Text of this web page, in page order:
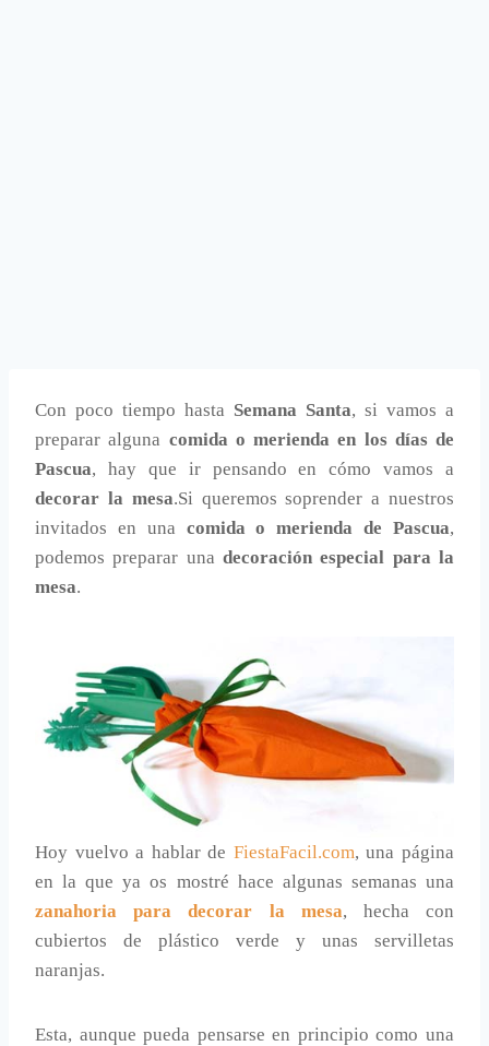
Con poco tiempo hasta Semana Santa, si vamos a
preparar alguna comida o merienda en los días de
Pascua, hay que ir pensando en cómo vamos a
decorar la mesa.Si queremos soprender a nuestros
invitados en una comida o merienda de Pascua,
podemos preparar una decoración especial para la
mesa.
Hoy vuelvo a hablar de FiestaFacil.com, una página
en la que ya os mostré hace algunas semanas una
zanahoria para decorar la mesa, hecha con
cubiertos de plástico verde y unas servilletas
naranjas.
Esta, aunque pueda pensarse en principio como una